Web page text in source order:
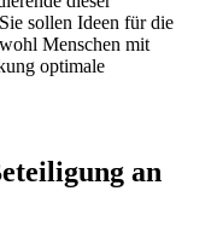
sollen Ideen für die
Menschen mit
optimale
an